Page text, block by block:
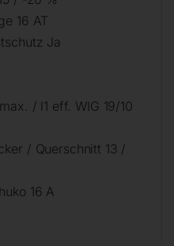
16 AT
Ja
/ l1 eff. WIG 19/10
/ Querschnitt 13 /
16 A